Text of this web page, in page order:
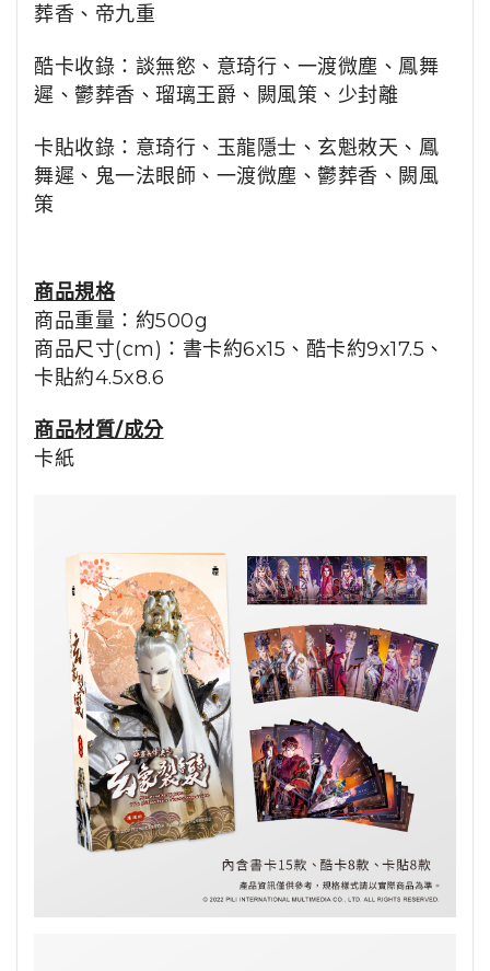
葬香 、 帝九重
酷卡收錄：談無慾 、 意琦行 、 一渡微塵 、 鳳舞
遲 、 鬱葬香 、 瑠璃王爵 、 闕風策 、 少封離
卡貼收錄：意琦行、玉龍隱士、玄魁敇天 、 鳳
舞遲 、 鬼一法眼師 、 一渡微塵 、 鬱葬香 、 闕風
策
商品規格
商品重量：約500g
商品尺寸(cm)： 書卡約6x15 、酷卡約9x17.5 、
卡貼約4.5x8.6
商品材質/成分
卡紙